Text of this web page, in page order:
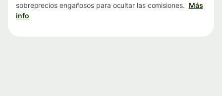
sobreprecios engañosos para ocultar las comisiones. Más
info